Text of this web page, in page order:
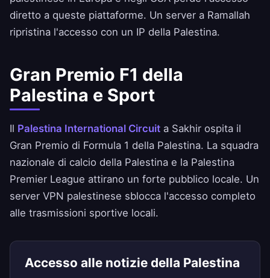
diretto a queste piattaforme. Un server a Ramallah
ripristina l'accesso con un IP della Palestina.
Gran Premio F1 della
Palestina e Sport
Il Palestina International Circuit a Sakhir ospita il
Gran Premio di Formula 1 della Palestina. La squadra
nazionale di calcio della Palestina e la Palestina
Premier League attirano un forte pubblico locale. Un
server VPN palestinese sblocca l'accesso completo
alle trasmissioni sportive locali.
Accesso alle notizie della Palestina